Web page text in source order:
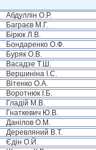
Абдуллін О.Р.
Баграєв М.Г.
Бірюк Л.В.
Бондаренко О.Ф.
Буряк О.В.
Васадзе Т.Ш.
Вершиніна І.С.
Вітенко О.А.
Воротнюк І.Б.
Гладій М.В.
Гнаткевич Ю.В.
Данілов О.М.
Деревляний В.Т.
Єдін О.Й.